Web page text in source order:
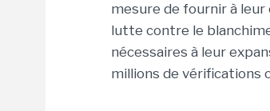
mesure de fournir à
lutte contre le
nécessaires à leur
millions de vérifications